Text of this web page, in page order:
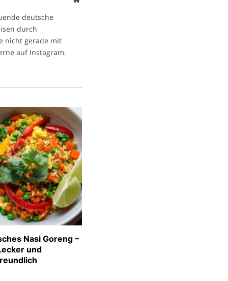
deutsche
durch
nicht gerade mit
auf Instagram.
Nasi Goreng –
und